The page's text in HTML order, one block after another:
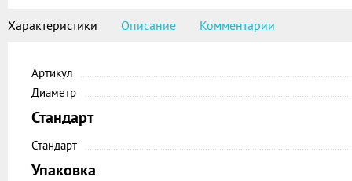
Характеристики Описание Комментарии
Артикул
Диаметр
Стандарт
Стандарт
Упаковка